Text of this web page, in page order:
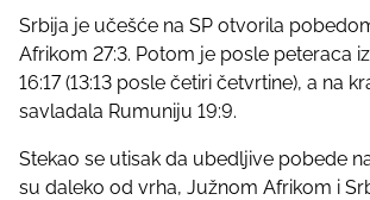
Srbija je učešće na SP otvorila
Afrikom 27:3. Potom je posle peteraca
16:17 (13:13 posle četiri četvrtine), a na
savladala Rumuniju 19:9.
Stekao se utisak da ubedljive pobede
su daleko od vrha, Južnom Afrikom i